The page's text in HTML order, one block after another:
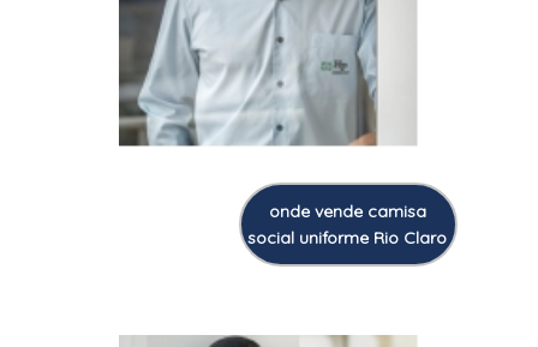
onde vende camisa
social uniforme Rio Claro